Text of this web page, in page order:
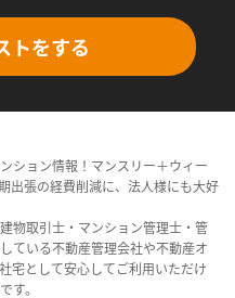
トをする
ション情報！マンスリー＋ウィー
出張の経費削減に、法人様にも大好
物取引士・マンション管理士・管
ている不動産管理会社や不動産オ
宅として安心してご利用いただけ
す。